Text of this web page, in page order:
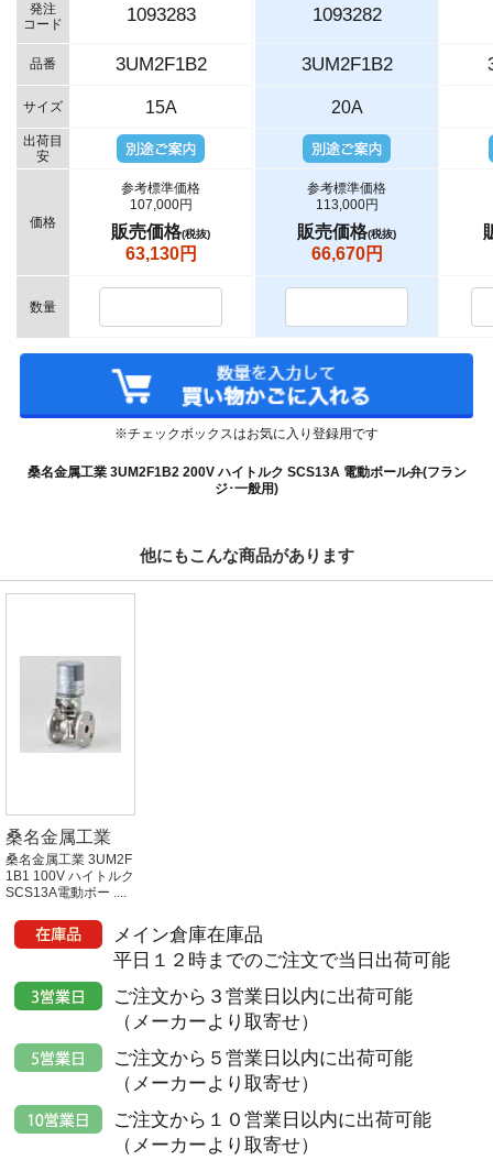
※チェックボックスはお気に入り登録用です
桑名金属工業 3UM2F1B2 200V ハイトルク SCS13A 電動ボール弁(フラン
ジ･一般用)
発注
コード
品番
サイズ
出荷目
安
価格
数量
1093283
3UM2F1B2
15A
参考標準価格
107,000円
販売価格(税抜)
63,130円
1093282
3UM2F1B2
20A
参考標準価格
113,000円
販売価格(税抜)
66,670円
他にもこんな商品があります
桑名金属工業
桑名金属工業 3UM2F
1B1 100V ハイトルク
SCS13A電動ボー ....
メイン倉庫在庫品
平日１２時までのご注文で当日出荷可能
ご注文から３営業日以内に出荷可能
（メーカーより取寄せ）
ご注文から５営業日以内に出荷可能
（メーカーより取寄せ）
ご注文から１０営業日以内に出荷可能
（メーカーより取寄せ）